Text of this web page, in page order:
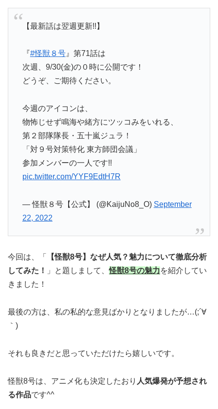
【最新話は翌週更新!!】
『 #怪獣８号』第71話は
次週、9/30(金)の０時に公開です！
どうぞ、ご期待ください。
今週のアイコンは、
物怖じせず鳴海や緒方にツッコみをいれる、
第２部隊隊長・五十嵐ジュラ！
「対９号対策特化 東方師団会議」
参加メンバーの一人です!!
pic.twitter.com/YYF9EdtH7R
— 怪獣８号【公式】 (@KaijuNo8_O) September
22, 2022
今回は、「
【怪獣8号】なぜ人気？魅力について徹底分析
してみた！
」と題しまして、怪獣8号の魅力を紹介してい
きました！
最後の方は、私の私的な意見ばかりとなりましたが…(;´∀
｀)
それも良きだと思っていただけたら嬉しいです。
怪獣8号は、アニメ化も決定したおり 人気爆発が予想され
る作品です^^